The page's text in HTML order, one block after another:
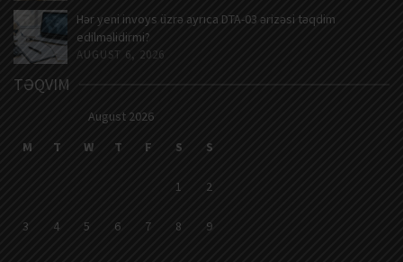
Hər yeni invoys üzrə ayrıca DTA-03 ərizəsi təqdim
edilməlidirmi?
AUGUST 6, 2026
TƏQVIM
August 2026
M
T W T F S S
1 2
3 4 5 6 7 8 9